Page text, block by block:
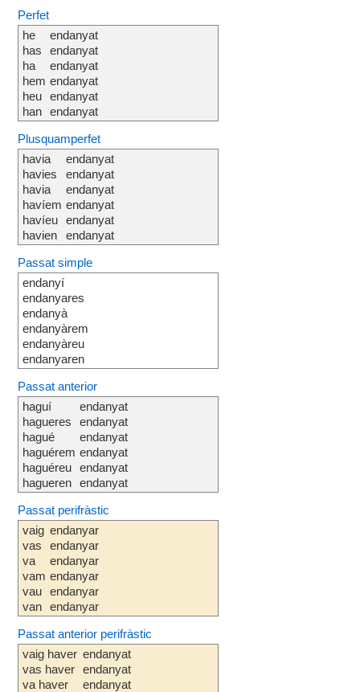
Perfet
he
has
ha
hem
heu
han
endanyat
endanyat
endanyat
endanyat
endanyat
endanyat
Plusquamperfet
havia
havies
havia
havíem
havíeu
havien
endanyat
endanyat
endanyat
endanyat
endanyat
endanyat
Passat simple
endanyí
endanyares
endanyà
endanyàrem
endanyàreu
endanyaren
Passat anterior
haguí
hagueres
hagué
haguérem
haguéreu
hagueren
endanyat
endanyat
endanyat
endanyat
endanyat
endanyat
Passat perifràstic
vaig
vas
va
vam
vau
van
endanyar
endanyar
endanyar
endanyar
endanyar
endanyar
Passat anterior perifràstic
vaig haver
vas haver
va haver
endanyat
endanyat
endanyat